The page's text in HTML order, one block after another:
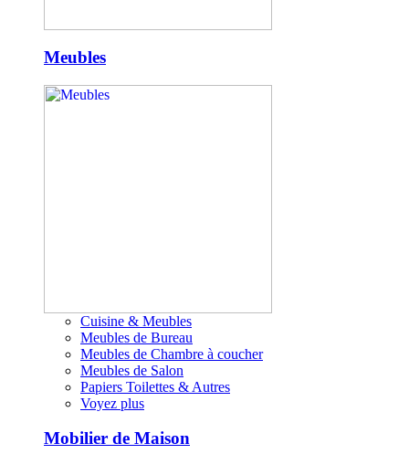
Meubles
Cuisine & Meubles
Meubles de Bureau
Meubles de Chambre à coucher
Meubles de Salon
Papiers Toilettes & Autres
Voyez plus
Mobilier de Maison